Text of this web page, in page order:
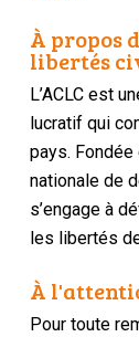
À propos
libertés
L’ACLC est
lucratif qui
pays. Fondée
nationale de
s’engage à
les libertés
À
Pour toute